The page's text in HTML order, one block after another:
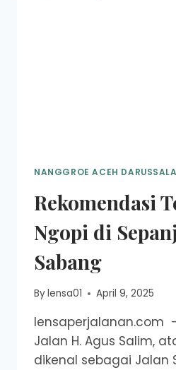
NANGGROE ACEH
Rekomendasi
Ngopi di
Sabang
Bylensa01 April 9, 2025
lensaperjalanan.com
Jalan H. Agus Salim,
dikenal sebagai Jalan